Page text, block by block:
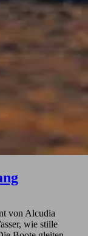
von Alcudia
wie stille